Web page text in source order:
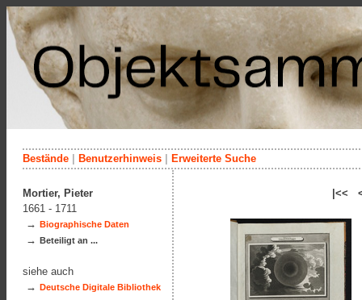
Bestände Benutzerhinweis Erweiterte Suche
|<<
Mortier, Pieter
1661 - 1711
→ Biographische Daten
→ Beteiligt an ...
siehe auch
→ Deutsche Digitale Bibliothek